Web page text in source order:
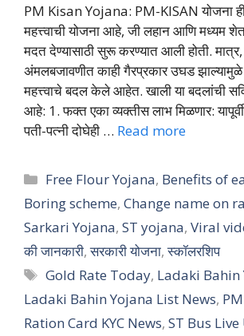
PM Kisan Yojana: PM-KISAN योजना
महत्त्वाची योजना आहे, जी लहान आणि मध्यम
मदत देण्यासाठी सुरू करण्यात आली होती.
अंमलबजावणीत काही गैरप्रकार उघड
महत्त्वाचे बदल केले आहेत. खाली या बदलांची
आहे: 1. फक्त एका व्यक्तीस लाभ मिळणार:
पती-पत्नी दोघेही … Read more
Categories
Free Flour Yojana, Benefits of
Boring scheme, Change name on
Sarkari Yojana, ST yojana, Viral
की जानकारी,सरकारी योजना,स्कॉलरशिप
Tags
Gold Rate Today, Ladaki Bahin
Ladaki Bahin Yojana List News,
Ration Card KYC News, ST Bus